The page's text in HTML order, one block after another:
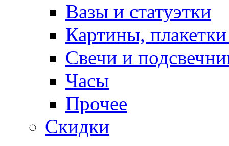
Вазы и статуэтки
Картины,
Свечи и
Часы
Прочее
Скидки